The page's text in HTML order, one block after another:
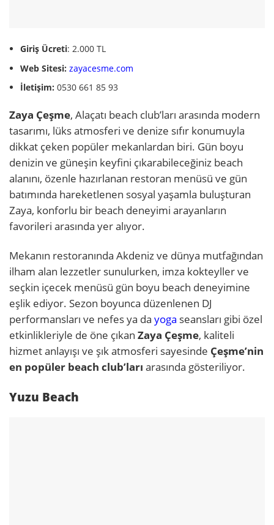
Giriş Ücreti: 2.000 TL
Web Sitesi: zayacesme.com
İletişim: 0530 661 85 93
Zaya Çeşme, Alaçatı beach club’ları arasında modern
tasarımı, lüks atmosferi ve denize sıfır konumuyla
dikkat çeken popüler mekanlardan biri. Gün boyu
denizin ve güneşin keyfini çıkarabileceğiniz beach
alanını, özenle hazırlanan restoran menüsü ve gün
batımında hareketlenen sosyal yaşamla buluşturan
Zaya, konforlu bir beach deneyimi arayanların
favorileri arasında yer alıyor.
Mekanın restoranında Akdeniz ve dünya mutfağından
ilham alan lezzetler sunulurken, imza kokteyller ve
seçkin içecek menüsü gün boyu beach deneyimine
eşlik ediyor. Sezon boyunca düzenlenen DJ
performansları ve nefes ya da yoga seansları gibi özel
etkinlikleriyle de öne çıkan Zaya Çeşme, kaliteli
hizmet anlayışı ve şık atmosferi sayesinde Çeşme’nin
en popüler beach club’ları arasında gösteriliyor.
Yuzu Beach